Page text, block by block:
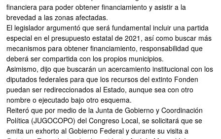
financiera para poder obtener financiamiento y asistir a la
brevedad a las zonas afectadas.
El legislador argumentó que será fundamental incluir una partida
especial en el presupuesto estatal de 2021, así como buscar más
mecanismos para obtener financiamiento, responsabilidad que
deberá ser compartida con los propios municipios.
Asimismo, dijo que buscarán un acercamiento institucional con los
diputados federales para que los recursos del extinto Fonden
puedan ser redireccionados al Estado, aunque sea con otro
nombre o ejecutado bajo otro esquema.
Reiteró que por medio de la Junta de Gobierno y Coordinación
Política (JUGOCOPO) del Congreso Local, se solicitará que se
emita un exhorto al Gobierno Federal y durante su visita a